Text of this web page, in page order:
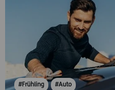
#Frühling #Auto